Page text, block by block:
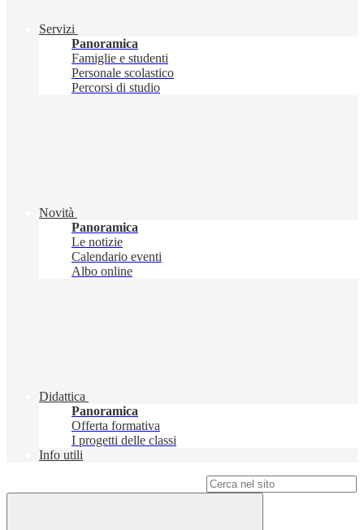
Servizi
Panoramica
Famiglie e studenti
Personale scolastico
Percorsi di studio
Novità
Panoramica
Le notizie
Calendario eventi
Albo online
Didattica
Panoramica
Offerta formativa
I progetti delle classi
Info utili